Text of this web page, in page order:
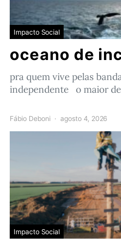
Impacto Social
oceano de
pra quem vive pelas
independente o maior
Fábio Deboni agosto 4, 2026
Impacto Social